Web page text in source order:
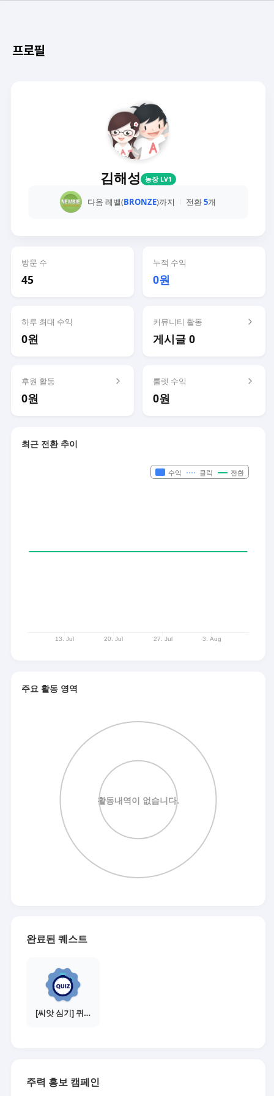
프로필
김해성 농장 LV1
다음 레벨(BRONZE)까지 전환5개
방문 수
45
누적 수익
0원
하루 최대 수익
0원
커뮤니티 활동
게시글 0
후원 활동
0원
룰렛 수익
0원
최근 전환 추이
주요 활동 영역
완료된 퀘스트
[씨앗 심기] 퀴즈 참여하기
주력 홍보 캠페인